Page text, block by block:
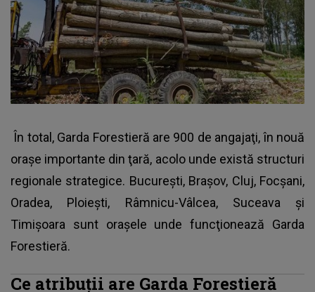
În total, Garda Forestieră are 900 de angajaţi, în nouă
oraşe importante din ţară, acolo unde există structuri
regionale strategice. Bucureşti, Braşov, Cluj, Focşani,
Oradea, Ploieşti, Râmnicu-Vâlcea, Suceava şi
Timişoara sunt oraşele unde funcţionează Garda
Forestieră.
Ce atribuţii are Garda Forestieră